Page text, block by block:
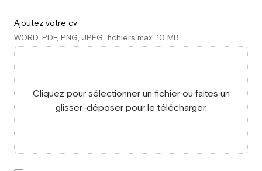
Ajoutez votre cv
WORD, PDF, PNG, JPEG, fichiers max. 10 MB
Cliquez pour sélectionner un fichier ou faites un
glisser-déposer pour le télécharger.